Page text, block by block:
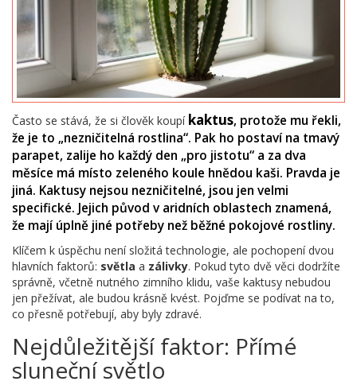
Často se stává, že si člověk koupí kaktus, protože mu řekli,
že je to „nezničitelná rostlina“. Pak ho postaví na tmavý
parapet, zalije ho každý den „pro jistotu“ a za dva
měsíce má místo zeleného koule hnědou kaši. Pravda je
jiná. Kaktusy nejsou nezničitelné, jsou jen velmi
specifické. Jejich původ v aridních oblastech znamená,
že mají úplně jiné potřeby než běžné pokojové rostliny.
Klíčem k úspěchu není složitá technologie, ale pochopení dvou
hlavních faktorů: světla a zálivky. Pokud tyto dvě věci dodržíte
správně, včetně nutného zimního klidu, vaše kaktusy nebudou
jen přežívat, ale budou krásně kvést. Pojďme se podívat na to,
co přesně potřebují, aby byly zdravé.
Nejdůležitější faktor: Přímé
sluneční světlo